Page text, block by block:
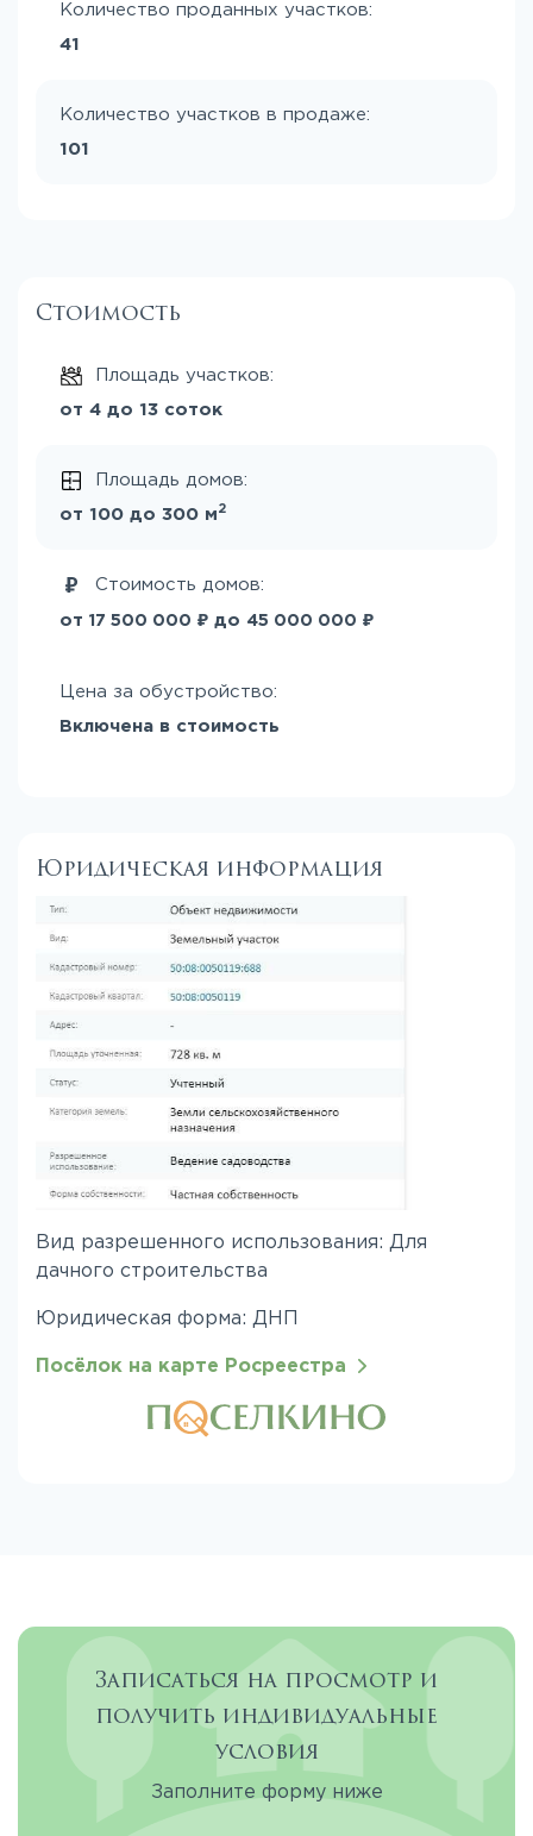
Количество проданных участков:
41
Количество участков в продаже:
101
Стоимость
Площадь участков:
от 4 до 13 соток
Площадь домов:
от 100 до 300 м 2
Стоимость домов:
от 17 500 000 ₽ до 45 000 000 ₽
Цена за обустройство:
Включена в стоимость
Юридическая информация
Вид разрешенного использования: Для
дачного строительства
Юридическая форма: ДНП
Посёлок на карте Росреестра
Записаться на просмотр и
получить индивидуальные
условия
Заполните форму ниже